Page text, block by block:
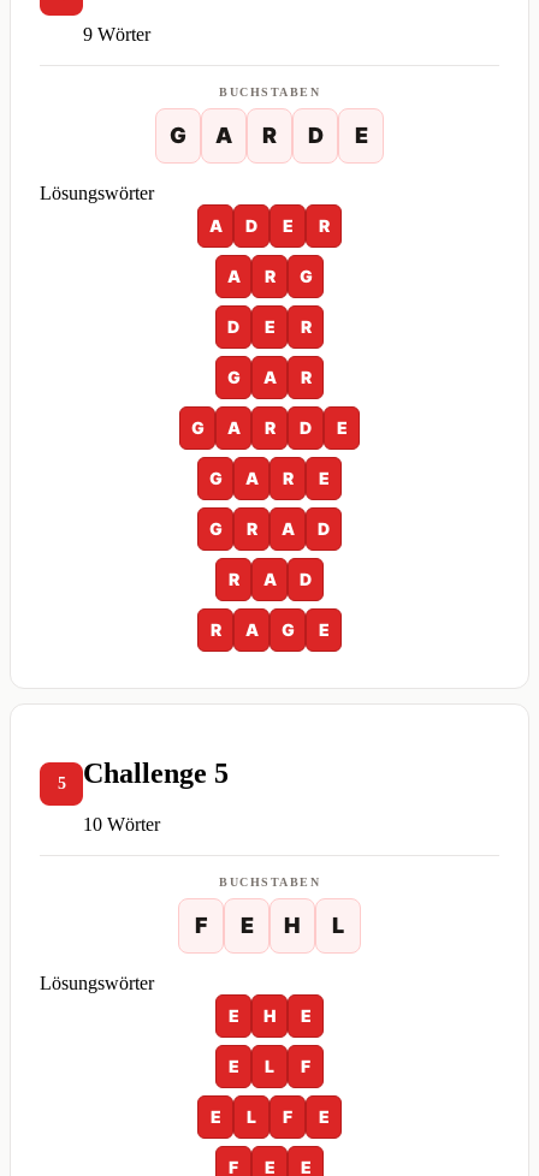
9 Wörter
BUCHSTABEN
G A R D E
Lösungswörter
A
D E R
A R G
D E R
G A R
G A R D E
G A R E
G R A D
R A D
R A G E
5 Challenge 5
10 Wörter
BUCHSTABEN
F E H L
Lösungswörter
E
H E
E L F
E L F E
F E E